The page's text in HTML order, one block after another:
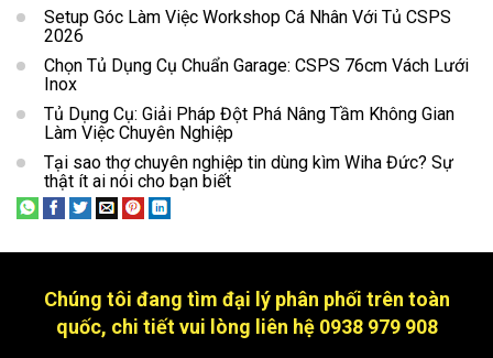
Setup Góc Làm Việc Workshop Cá Nhân Với Tủ CSPS
2026
Chọn Tủ Dụng Cụ Chuẩn Garage: CSPS 76cm Vách Lưới
Inox
Tủ Dụng Cụ: Giải Pháp Đột Phá Nâng Tầm Không Gian
Làm Việc Chuyên Nghiệp
Tại sao thợ chuyên nghiệp tin dùng kìm Wiha Đức? Sự
thật ít ai nói cho bạn biết
Chúng tôi đang tìm đại lý phân phối trên toàn
quốc, chi tiết vui lòng liên hệ 0938 979 908